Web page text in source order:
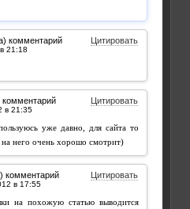
комментарий Цитировать
комментарий Цитировать
уже давно, для сайта то
него очень хорошо смотрит)
комментарий Цитировать
на похожую статью выводится